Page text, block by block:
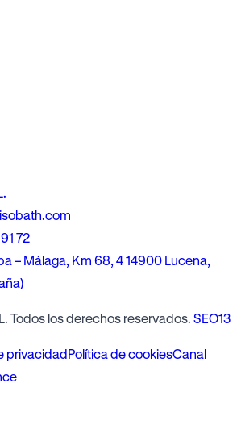
72
– Málaga, Km 68, 4 14900 Lucena,
Todos los derechos reservados. SEO13
privacidadPolítica de cookiesCanal